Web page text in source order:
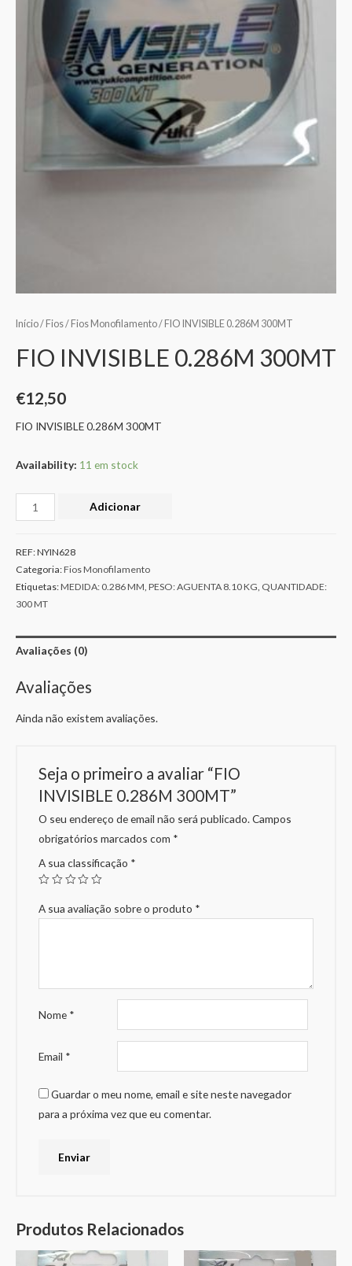
Início/ Fios/ Fios Monofilamento/ FIO INVISIBLE 0.286M 300MT
FIO INVISIBLE 0.286M 300MT
€12,50
FIO INVISIBLE 0.286M 300MT
Availability: 11 em stock
Adicionar
REF:NYIN628
Categoria:Fios Monofilamento
Etiquetas:MEDIDA: 0.286 MM, PESO: AGUENTA 8.10 KG, QUANTIDADE:
300 MT
Avaliações (0)
Avaliações
Ainda não existem avaliações.
Seja o primeiro a avaliar “FIO
INVISIBLE 0.286M 300MT”
O seu endereço de email não será publicado. Campos
obrigatórios marcados com *
A sua classificação *
A sua avaliação sobre o produto *
Nome *
Email *
Guardar o meu nome, email e site neste navegador
para a próxima vez que eu comentar.
Produtos Relacionados